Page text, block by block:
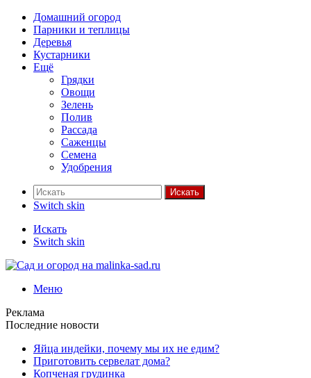
Домашний огород
Парники и теплицы
Деревья
Кустарники
Ещё
Грядки
Овощи
Зелень
Полив
Рассада
Саженцы
Семена
Удобрения
Искать
Switch skin
Искать
Switch skin
Меню
Реклама
Последние новости
Яйца индейки, почему мы их не едим?
Приготовить сервелат⁠⁠ дома?
Копченая грудинка